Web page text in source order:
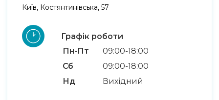
Київ, Костянтинівська, 57
Графік роботи
Пн-Пт
09:00-18:00
Сб
09:00-18:00
Нд
Вихідний